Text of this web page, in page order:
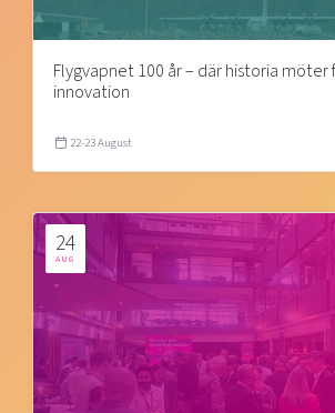
Flygvapnet 100 år – där historia
innovation
22-23 August
24
AUG